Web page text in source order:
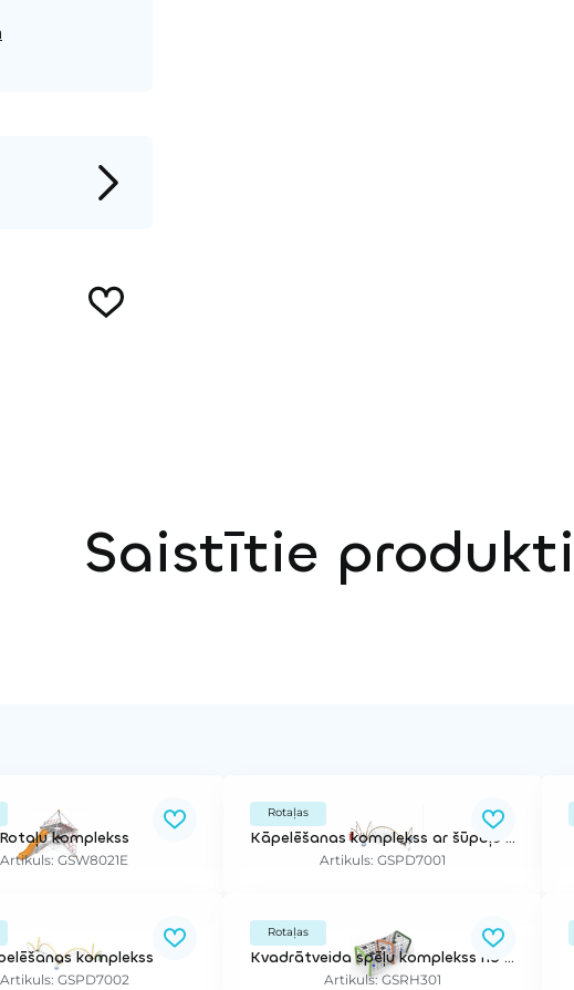
Saistītie produkti
Rotaļu komplekss
Artikuls: GSW8021E
Rotaļas
Kāpelēšanas komplekss ar šūpoļu groziem
Artikuls: GSPD7001
komplekss
Artikuls: GSPD7002
Rotaļas
Kvadrātveida spēļu komplekss no tīkla
Artikuls: GSRH301